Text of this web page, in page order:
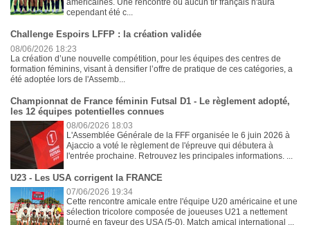
américaines. Une rencontre où aucun tir français n'aura
cependant été c...
Challenge Espoirs LFFP : la création validée
08/06/2026 18:23
La création d’une nouvelle compétition, pour les équipes des centres de
formation féminins, visant à densifier l’offre de pratique de ces catégories, a
été adoptée lors de l'Assemb...
Championnat de France féminin Futsal D1 - Le règlement adopté,
les 12 équipes potentielles connues
08/06/2026 18:03
L'Assemblée Générale de la FFF organisée le 6 juin 2026 à
Ajaccio a voté le règlement de l'épreuve qui débutera à
l'entrée prochaine. Retrouvez les principales informations. ...
U23 - Les USA corrigent la FRANCE
07/06/2026 19:34
Cette rencontre amicale entre l'équipe U20 américaine et une
sélection tricolore composée de joueuses U21 a nettement
tourné en faveur des USA (5-0). Match amical international ...